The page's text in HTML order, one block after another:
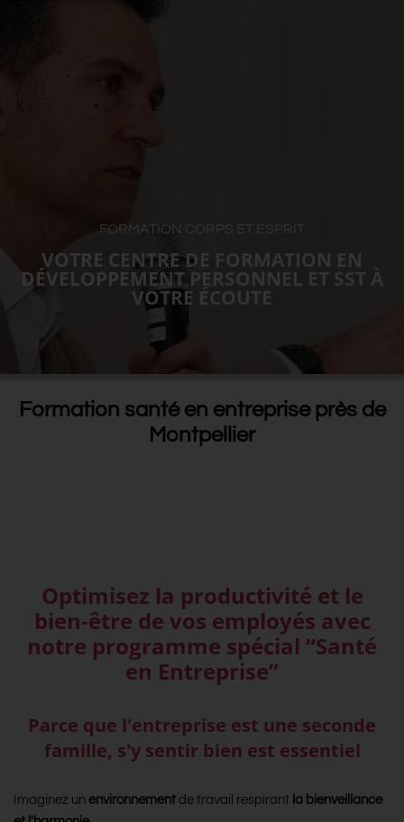
FORMATION CORPS ET ESPRIT
VOTRE CENTRE DE FORMATION EN
DÉVELOPPEMENT PERSONNEL ET SST À
VOTRE ÉCOUTE
Formation santé en entreprise près de
Montpellier
Optimisez la productivité et le
bien-être de vos employés avec
notre programme spécial “Santé
en Entreprise”
Parce que l'entreprise est une seconde
famille, s'y sentir bien est essentiel
Imaginez un environnement de travail respirant la bienveillance